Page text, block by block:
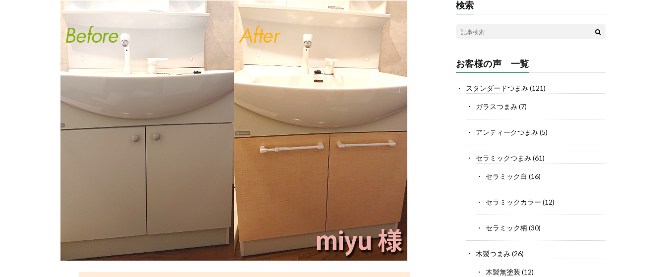
検索
お客様の声 一覧
スタンダードつまみ (121)
ガラスつまみ (7)
アンティークつまみ (5)
セラミックつまみ (61)
セラミック白 (16)
セラミックカラー (12)
セラミック柄 (30)
木製つまみ (26)
木製無塗装 (12)